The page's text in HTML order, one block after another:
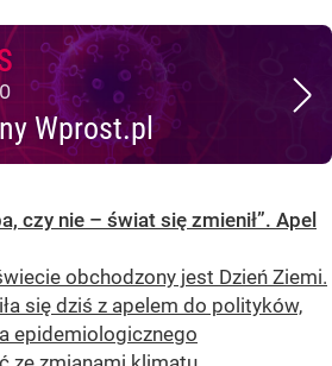
Wprost.pl
czy nie – świat się zmienił”. Apel
obchodzony jest Dzień Ziemi.
się dziś z apelem do polityków,
epidemiologicznego